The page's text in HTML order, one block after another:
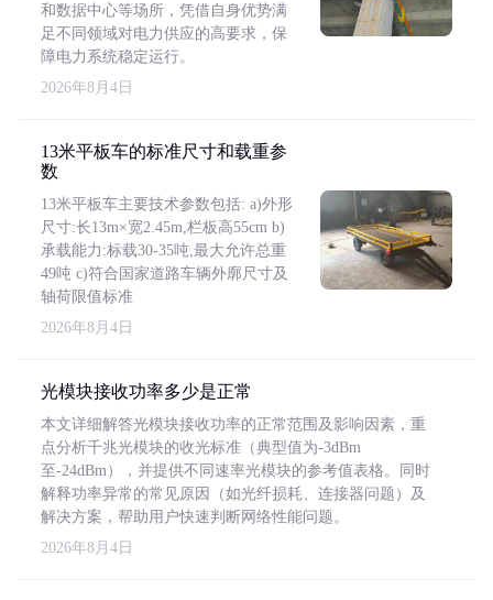
和数据中心等场所，凭借自身优势满
足不同领域对电力供应的高要求，保
障电力系统稳定运行。
2026年8月4日
13米平板车的标准尺寸和载重参
数
13米平板车主要技术参数包括: a)外形
尺寸:长13m×宽2.45m,栏板高55cm b)
承载能力:标载30-35吨,最大允许总重
49吨 c)符合国家道路车辆外廓尺寸及
轴荷限值标准
2026年8月4日
光模块接收功率多少是正常
本文详细解答光模块接收功率的正常范围及影响因素，重
点分析千兆光模块的收光标准（典型值为-3dBm
至-24dBm），并提供不同速率光模块的参考值表格。同时
解释功率异常的常见原因（如光纤损耗、连接器问题）及
解决方案，帮助用户快速判断网络性能问题。
2026年8月4日